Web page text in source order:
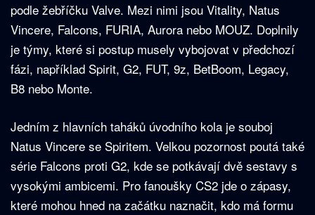
podle žebříčku Valve. Mezi nimi jsou Vitality, Natus
Vincere, Falcons, FURIA, Aurora nebo MOUZ. Doplnily
je týmy, které si postup musely vybojovat v předchozí
fázi, například Spirit, G2, FUT, 9z, BetBoom, Legacy,
B8 nebo Monte.
Jedním z hlavních taháků úvodního kola je souboj
Natus Vincere se Spiritem. Velkou pozornost poutá také
série Falcons proti G2, kde se potkávají dvě sestavy s
vysokými ambicemi. Pro fanoušky CS2 jde o zápasy,
které mohou hned na začátku naznačit, kdo má formu